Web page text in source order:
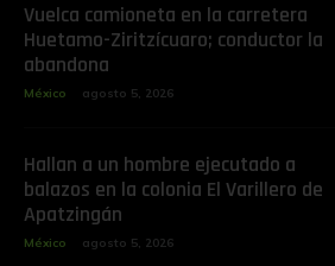
Vuelca camioneta en la carretera
Huetamo-Ziritzícuaro; conductor la
abandona
México agosto 5, 2026
Hallan a un hombre ejecutado a
balazos en la colonia El Varillero de
Apatzingán
México agosto 5, 2026